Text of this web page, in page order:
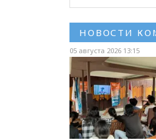
НОВОСТИ
05 августа 2026 13:15